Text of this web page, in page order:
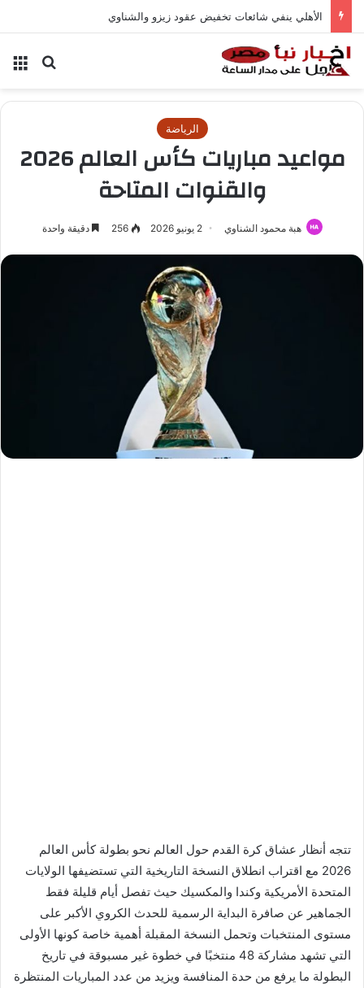
الأهلي ينفي شائعات تخفيض عقود زيزو والشناوي
بحث
الرياضة
مواعيد مباريات كأس العالم 2026
والقنوات المتاحة
هبة محمود الشناوي 2 يونيو 2026 256 دقيقة واحدة
تتجه أنظار عشاق كرة القدم حول العالم نحو بطولة كأس العالم
2026 مع اقتراب انطلاق النسخة التاريخية التي تستضيفها الولايات
المتحدة الأمريكية وكندا والمكسيك حيث تفصل أيام قليلة فقط
الجماهير عن صافرة البداية الرسمية للحدث الكروي الأكبر على
مستوى المنتخبات وتحمل النسخة المقبلة أهمية خاصة كونها الأولى
التي تشهد مشاركة 48 منتخبًا في خطوة غير مسبوقة في تاريخ
البطولة ما يرفع من حدة المنافسة ويزيد من عدد المباريات المنتظرة